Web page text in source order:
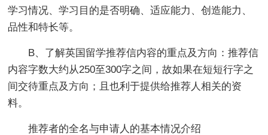
学习情况、学习目的是否明确、适应能力、创造能力、
品性和特长等。
B、了解英国留学推荐信内容的重点及方向：推荐信
内容字数大约从250至300字之间，故如果在短短行字之
间交待重点及方向；且也利于提供给推荐人相关的资
料。
推荐者的全名与申请人的基本情况介绍